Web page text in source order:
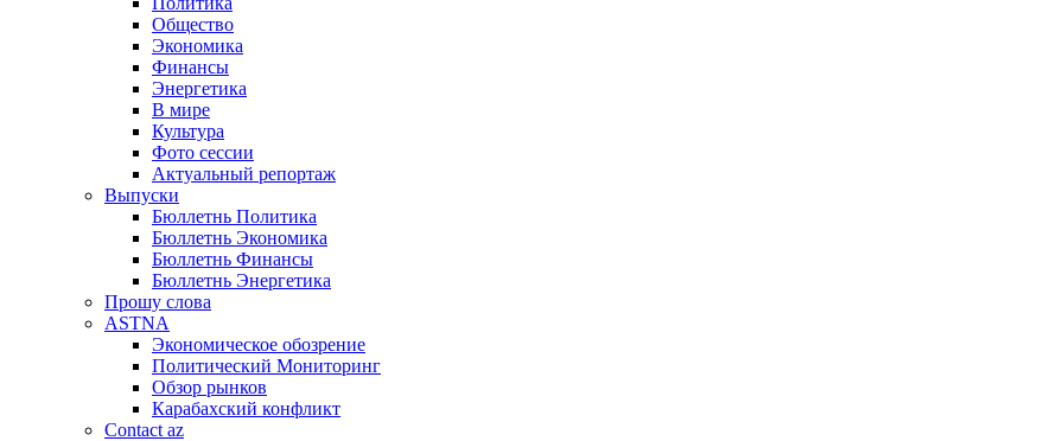
Общество
Экономика
Финансы
Энергетика
В мире
Культура
Фото сессии
Актуальный репортаж
Выпуски
Бюллетнь Политика
Бюллетнь Экономика
Бюллетнь Финансы
Бюллетнь Энергетика
Прошу слова
ASTNA
Экономическое обозрение
Политический Мониторинг
Обзор рынков
Карабахский конфликт
Contact az